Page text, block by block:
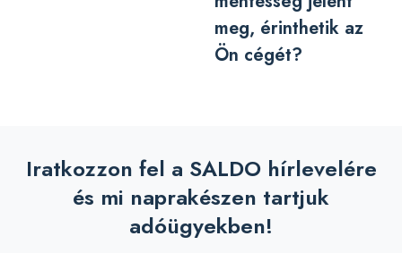
meg, érinthetik az
Ön cégét?
Iratkozzon fel a SALDO hírlevelére
és mi naprakészen tartjuk
adóügyekben!